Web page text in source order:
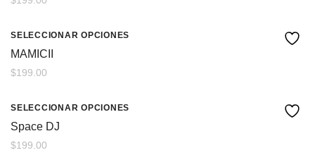
SELECCIONAR OPCIONES
MAMICII
$199.00
SELECCIONAR OPCIONES
Space DJ
$199.00